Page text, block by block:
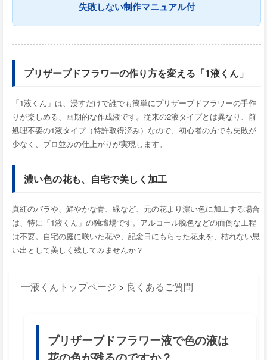
失敗しない制作マニュアル付
プリザーブドフラワーの作り方を変える「1液くん」
「1液くん」は、浸すだけで誰でも簡単にプリザーブドフラワーの手作
りが楽しめる、画期的な作成液です。従来の2液タイプとは異なり、前
処理不要の1液タイプ（特許取得済み）なので、初心者の方でも失敗が
少なく、プロ並みの仕上がりが実現します。
濃い色の花も、自宅で美しく加工
真紅のバラや、鮮やかな青、緑など、元の花より濃い色に加工する場合
は、特に「1液くん」の独壇場です。アルコール脱色などの面倒な工程
は不要。自宅の庭に咲いた花や、記念日にもらった花束を、枯れない思
い出として美しく残してみませんか？
一液くんトップページ > 良くあるご質問
プリザーブドフラワー液で色の液は